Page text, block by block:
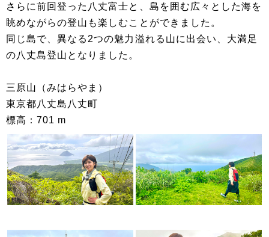
さらに前回登った八丈富士と、島を囲む広々とした海を
眺めながらの登山も楽しむことができました。
同じ島で、異なる2つの魅力溢れる山に出会い、大満足
の八丈島登山となりました。
三原山（みはらやま）
東京都八丈島八丈町
標高：701 m